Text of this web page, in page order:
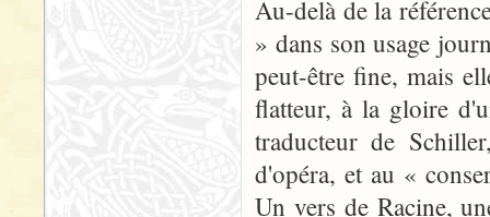
Au-delà de la
» dans son usage
peut-être fine, mais
flatteur, à la gloire
traducteur de
d'opéra, et au «
Un vers de Racine,